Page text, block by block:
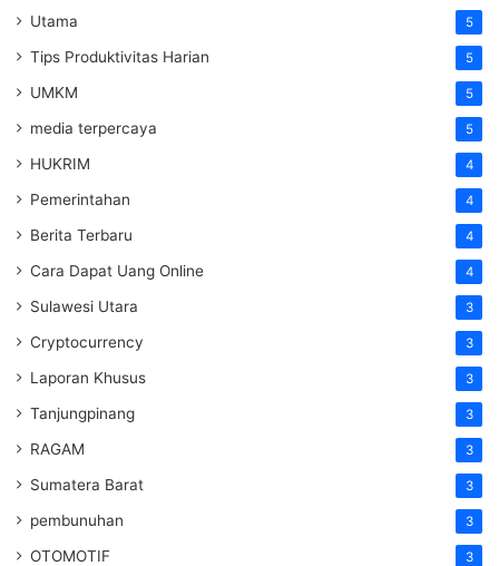
Utama 5
Tips Produktivitas Harian 5
UMKM 5
media terpercaya 5
HUKRIM 4
Pemerintahan 4
Berita Terbaru 4
Cara Dapat Uang Online 4
Sulawesi Utara 3
Cryptocurrency 3
Laporan Khusus 3
Tanjungpinang 3
RAGAM 3
Sumatera Barat 3
pembunuhan 3
OTOMOTIF 3